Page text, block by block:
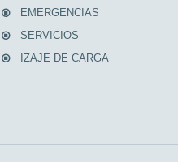
EMERGENCIAS
SERVICIOS
IZAJE DE CARGA